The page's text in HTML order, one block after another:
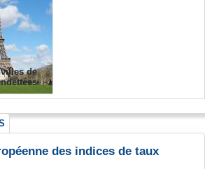
de
des indices de taux